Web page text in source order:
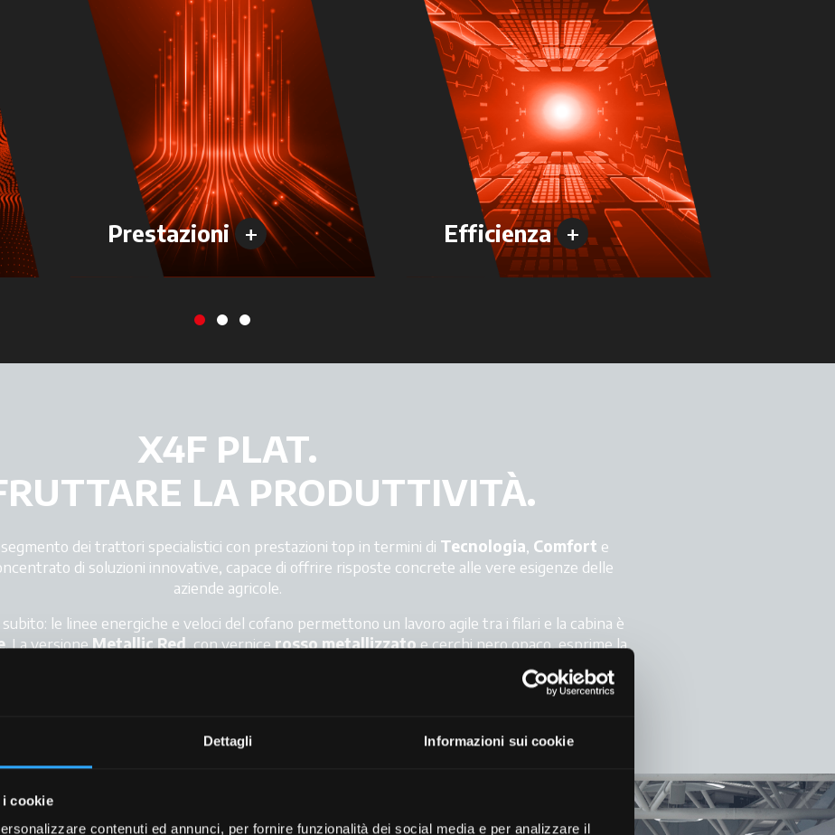
Dettagli Informazioni sui cookie
cookie
contenuti ed annunci, per fornire funzionalità dei social media e per analizzare il
Prestazioni + Efficienza +
X4F PLAT.
LA PRODUTTIVITÀ.
dei trattori specialistici con prestazioni top in termini di Tecnologia, Comfort e
di soluzioni innovative, capace di offrire risposte concrete alle vere esigenze delle
aziende agricole.
le linee energiche e veloci del cofano permettono un lavoro agile tra i filari e la cabina è
. La versioneMetallic Red, con vernicerosso metallizzatoe cerchi nero opaco, esprime la
prestazioni